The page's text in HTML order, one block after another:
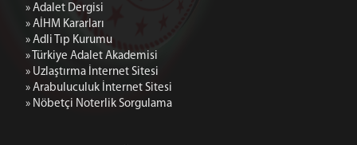
» Adalet Dergisi
» AİHM Kararları
» Adli Tıp Kurumu
» Türkiye Adalet Akademisi
» Uzlaştırma İnternet Sitesi
» Arabuluculuk İnternet Sitesi
» Nöbetçi Noterlik Sorgulama